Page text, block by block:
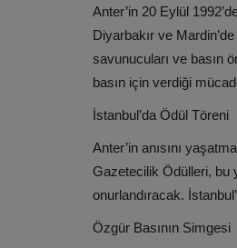
Anter’in 20 Eylül
Diyarbakır ve
savunucuları ve basın
basın için verdiği
İstanbul’da Ödül Töreni
Anter’in anısını
Gazetecilik Ödülleri, bu
onurlandıracak.
Özgür Basının Simgesi